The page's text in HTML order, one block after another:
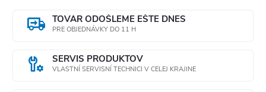
TOVAR ODOŠLEME EŠTE DNES
PRE OBJEDNÁVKY DO 11 H
SERVIS PRODUKTOV
VLASTNÍ SERVISNÍ TECHNICI V CELEJ KRAJINE